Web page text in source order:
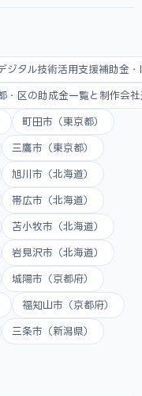
タル技術活用支援補助金
区の助成金一覧と制作会
町田市（東京都）
三鷹市（東京都）
旭川市（北海道）
帯広市（北海道）
苫小牧市（北海道）
岩見沢市（北海道）
城陽市（京都府）
福知山市（京都府）
三条市（新潟県）